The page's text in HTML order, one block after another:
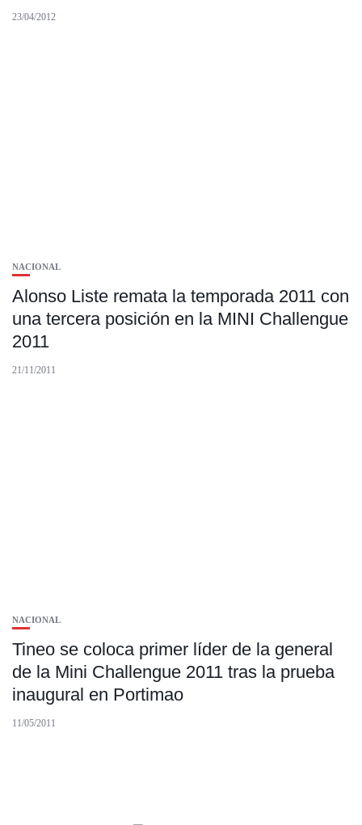
23/04/2012
NACIONAL
Alonso Liste remata la temporada 2011 con
una tercera posición en la MINI Challengue
2011
21/11/2011
NACIONAL
Tineo se coloca primer líder de la general
de la Mini Challengue 2011 tras la prueba
inaugural en Portimao
11/05/2011